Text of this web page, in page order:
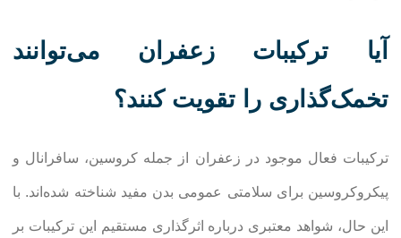
آیا ترکیبات زعفران می‌توانند
تخمک‌گذاری را تقویت کنند؟
ترکیبات فعال موجود در زعفران از جمله کروسین، سافرانال و
پیکروکروسین برای سلامتی عمومی بدن مفید شناخته شده‌اند. با
این حال، شواهد معتبری درباره اثرگذاری مستقیم این ترکیبات بر